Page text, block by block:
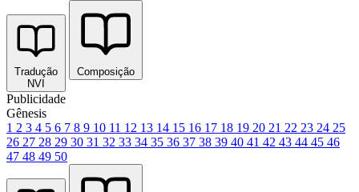
Tradução
NVI
Composição
Publicidade
Gênesis
1 2 3 4 5 6 7 8 9 10 11 12 13 14 15 16 17 18 19 20 21 22 23 24 25
26 27 28 29 30 31 32 33 34 35 36 37 38 39 40 41 42 43 44 45 46
47 48 49 50